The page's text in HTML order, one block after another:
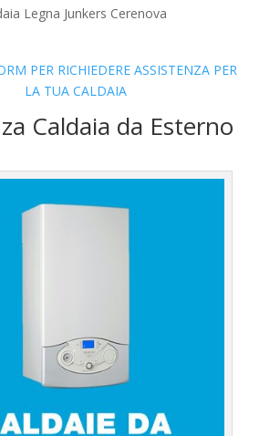
Legna Junkers Cerenova
PER RICHIEDERE ASSISTENZA PER
LA TUA CALDAIA
Caldaia da Esterno